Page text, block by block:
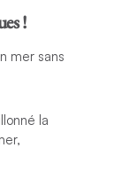
!
mer sans
la